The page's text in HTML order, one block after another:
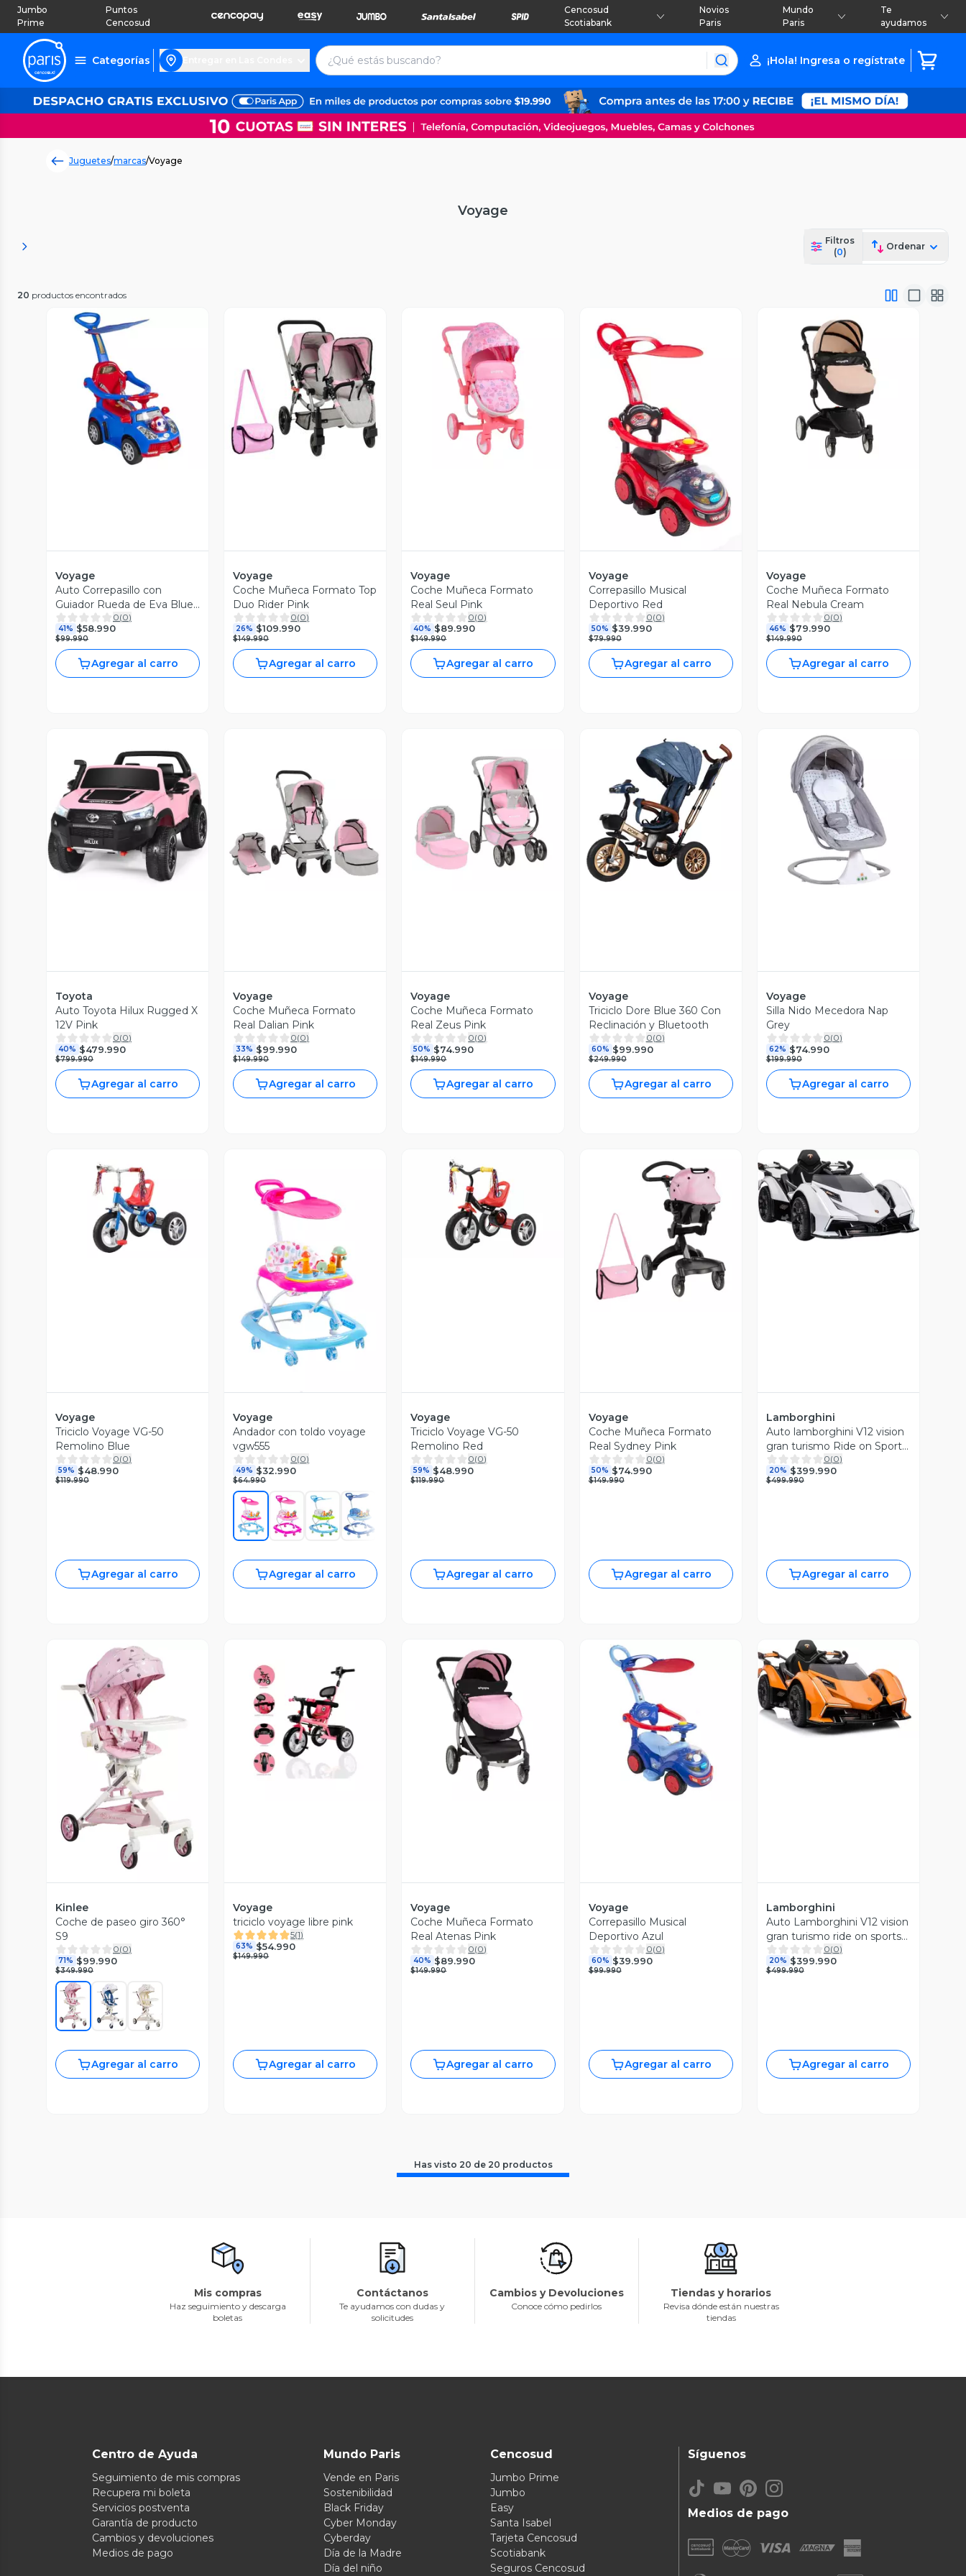
Jumbo
Prime
Puntos
Cencosud
Cencosud
Scotiabank
Novios
Paris
Mundo
Paris
Te
ayudamos
Categorías ¡Hola! Ingresa o regístrate
Juguetes/marcas/Voyage
Voyage
Filtros
(0)
Ordenar
20 productos encontrados
Vista Previa
Voyage
Auto Correpasillo con
Guiador Rueda de Eva Blue
L
0(0)
41% $58.990
$99.990
Agregar al carro
Vista Previa
Voyage
Coche Muñeca Formato Top
Duo Rider Pink
0(0)
26% $109.990
$149.990
Agregar al carro
Vista Previa
Voyage
Coche Muñeca Formato
Real Seul Pink
0(0)
40% $89.990
$149.990
Agregar al carro
Vista Previa
Voyage
Correpasillo Musical
Deportivo Red
0(0)
50% $39.990
$79.990
Agregar al carro
Vista Previa
Voyage
Coche Muñeca Formato
Real Nebula Cream
0(0)
46% $79.990
$149.990
Agregar al carro
Vista Previa
Toyota
Auto Toyota Hilux Rugged X
12V Pink
0(0)
40% $479.990
$799.990
Agregar al carro
Vista Previa
Voyage
Coche Muñeca Formato
Real Dalian Pink
0(0)
33% $99.990
$149.990
Agregar al carro
Vista Previa
Voyage
Coche Muñeca Formato
Real Zeus Pink
0(0)
50% $74.990
$149.990
Agregar al carro
Vista Previa
Voyage
Triciclo Dore Blue 360 Con
Reclinación y Bluetooth
0(0)
60% $99.990
$249.990
Agregar al carro
Vista Previa
Voyage
Silla Nido Mecedora Nap
Grey
0(0)
62% $74.990
$199.990
Agregar al carro
Vista Previa
Voyage
Triciclo Voyage VG-50
Remolino Blue
0(0)
59% $48.990
$119.990
Agregar al carro
Vista Previa
Voyage
Andador con toldo voyage
vgw555
0(0)
49% $32.990
$64.990
Agregar al carro
Vista Previa
Voyage
Triciclo Voyage VG-50
Remolino Red
0(0)
59% $48.990
$119.990
Agregar al carro
Vista Previa
Voyage
Coche Muñeca Formato
Real Sydney Pink
0(0)
50% $74.990
$149.990
Agregar al carro
Vista Previa
Lamborghini
Auto lamborghini V12 vision
gran turismo Ride on Sports
Car for Kids., blanco
0(0)
20% $399.990
$499.990
Agregar al carro
Vista Previa
Kinlee
Coche de paseo giro 360°
S9
0(0)
71% $99.990
$349.990
Agregar al carro
Vista Previa
Voyage
triciclo voyage libre pink
5(1)
63% $54.990
$149.990
Agregar al carro
Vista Previa
Voyage
Coche Muñeca Formato
Real Atenas Pink
0(0)
40% $89.990
$149.990
Agregar al carro
Vista Previa
Voyage
Correpasillo Musical
Deportivo Azul
0(0)
60% $39.990
$99.990
Agregar al carro
Vista Previa
Lamborghini
Auto Lamborghini V12 vision
gran turismo ride on sports
car for Kids., Orange,
0(0)
20% $399.990
$499.990
Agregar al carro
Has visto 20 de 20 productos
Mis compras
Haz seguimiento y descarga
boletas
Contáctanos
Te ayudamos con dudas y
solicitudes
Cambios y Devoluciones
Conoce cómo pedirlos
Tiendas y horarios
Revisa dónde están nuestras
tiendas
Centro de Ayuda
Seguimiento de mis compras
Recupera mi boleta
Servicios postventa
Garantía de producto
Cambios y devoluciones
Medios de pago
Mundo Paris
Vende en Paris
Sostenibilidad
Black Friday
Cyber Monday
Cyberday
Día de la Madre
Día del niño
Cencosud
Jumbo Prime
Jumbo
Easy
Santa Isabel
Tarjeta Cencosud
Scotiabank
Seguros Cencosud
Medios de pago
Síguenos